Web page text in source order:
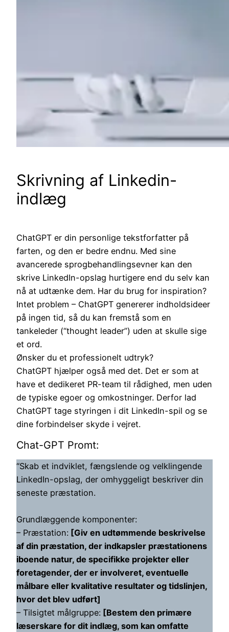
Skrivning af Linkedin-
indlæg
ChatGPT er din personlige tekstforfatter på
farten, og den er bedre endnu. Med sine
avancerede sprogbehandlingsevner kan den
skrive LinkedIn-opslag hurtigere end du selv kan
nå at udtænke dem. Har du brug for inspiration?
Intet problem – ChatGPT genererer indholdsideer
på ingen tid, så du kan fremstå som en
tankeleder (“thought leader”) uden at skulle sige
et ord.
Ønsker du et professionelt udtryk?
ChatGPT hjælper også med det. Det er som at
have et dedikeret PR-team til rådighed, men uden
de typiske egoer og omkostninger. Derfor lad
ChatGPT tage styringen i dit LinkedIn-spil og se
dine forbindelser skyde i vejret.
Chat-GPT Promt:
“Skab et indviklet, fængslende og velklingende
LinkedIn-opslag, der omhyggeligt beskriver din
seneste præstation.
Grundlæggende komponenter:
– Præstation: [Giv en udtømmende beskrivelse
af din præstation, der indkapsler præstationens
iboende natur, de specifikke projekter eller
foretagender, der er involveret, eventuelle
målbare eller kvalitative resultater og tidslinjen,
hvor det blev udført]
– Tilsigtet målgruppe: [Bestem den primære
læserskare for dit indlæg, som kan omfatte